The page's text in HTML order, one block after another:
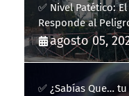
✅ Nivel Patético:
Responde al
agosto 05,
✅ ¿Sabías Que…